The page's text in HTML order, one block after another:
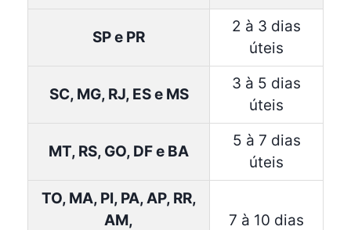
SP e PR
2 à 3 dias
úteis
SC, MG, RJ, ES e MS
3 à 5 dias
úteis
MT, RS, GO, DF e BA
5 à 7 dias
úteis
TO, MA, PI, PA, AP, RR,
AM,
7 à 10 dias